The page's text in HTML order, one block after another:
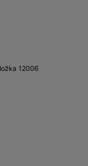
12006